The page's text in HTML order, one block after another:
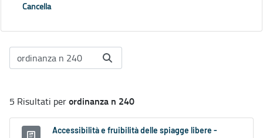
Cancella
5 Risultati perordinanza n 240
Accessibilità e fruibilità delle spiagge libere -